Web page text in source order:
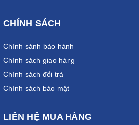
CHÍNH SÁCH
Chính sánh bảo hành
Chính sách giao hàng
Chính sách đổi trả
Chính sách bảo mật
LIÊN HỆ MUA HÀNG